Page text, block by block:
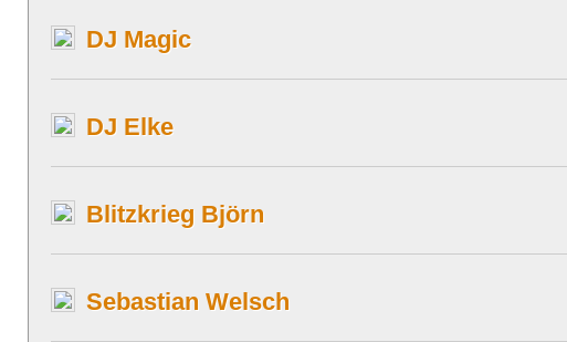
DJ Magic
DJ Elke
Blitzkrieg Björn
Sebastian Welsch